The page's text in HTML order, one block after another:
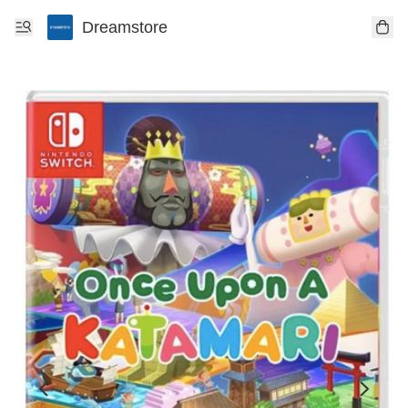
Dreamstore